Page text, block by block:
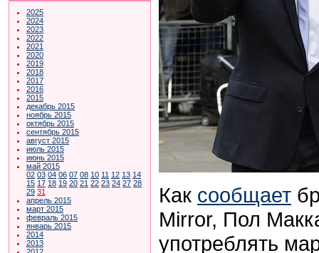
2025
2024
2023
2022
2021
2020
2019
2018
2017
2016
2015
декабрь 2015
ноябрь 2015
октябрь 2015
сентябрь 2015
август 2015
июль 2015
июнь 2015
май 2015
02 03 04 06 07 08 10 11 12 13 14
15 17 18 19 20 21 22 23 24 27 28
29 31
апрель 2015
март 2015
февраль 2015
январь 2015
2014
2013
Как сообщает
Mirror, Пол
употреблять